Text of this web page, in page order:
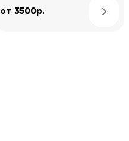
Узнать подробнее
от 3500р.